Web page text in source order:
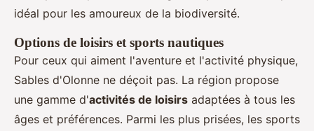
idéal pour les amoureux de la biodiversité.
Options de loisirs et sports nautiques
Pour ceux qui aiment l'aventure et l'activité physique,
Sables d'Olonne ne déçoit pas. La région propose
une gamme d'activités de loisirs adaptées à tous les
âges et préférences. Parmi les plus prisées, les sports